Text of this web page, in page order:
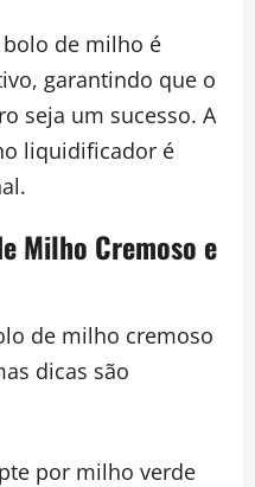
bolo de milho é
garantindo que o
seja um sucesso. A
liquidificador é
Milho Cremoso e
de milho cremoso
dicas são
por milho verde